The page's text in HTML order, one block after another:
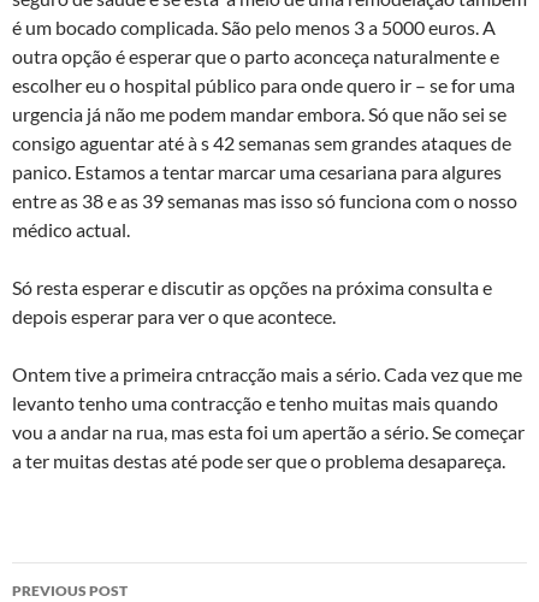
é um bocado complicada. São pelo menos 3 a 5000 euros. A
outra opção é esperar que o parto aconceça naturalmente e
escolher eu o hospital público para onde quero ir – se for uma
urgencia já não me podem mandar embora. Só que não sei se
consigo aguentar até à s 42 semanas sem grandes ataques de
panico. Estamos a tentar marcar uma cesariana para algures
entre as 38 e as 39 semanas mas isso só funciona com o nosso
médico actual.
Só resta esperar e discutir as opções na próxima consulta e
depois esperar para ver o que acontece.
Ontem tive a primeira cntracção mais a sério. Cada vez que me
levanto tenho uma contracção e tenho muitas mais quando
vou a andar na rua, mas esta foi um apertão a sério. Se começar
a ter muitas destas até pode ser que o problema desapareça.
Post
PREVIOUS POST